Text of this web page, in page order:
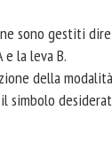
sono gestiti
la leva B.
della
simbolo